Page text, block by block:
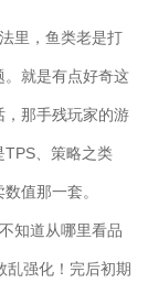
里，鱼类老是打
。就是有点好奇这
，那手残玩家的游
、策略之类
值那一套。
知道从哪里看品
乱强化！完后初期